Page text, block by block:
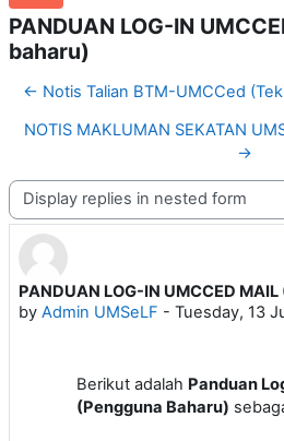
PANDUAN LOG-IN
baharu)
← Notis Talian BTM-UMCCed
NOTIS MAKLUMAN SEKATAN
→
Display mode
PANDUAN LOG-IN UMCCED
by Admin UMSeLF - Tuesday, 13
Number of replies: 0
Berikut adalah Panduan
(Pengguna Baharu)